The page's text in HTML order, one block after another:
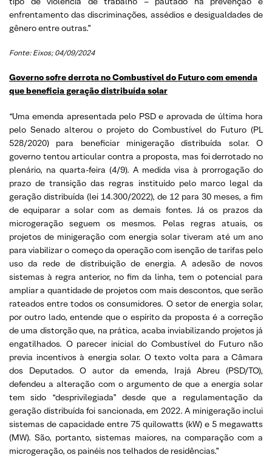
enfrentamento das discriminações, assédios e desigualdades de
gênero entre outras.”
Fonte: Eixos; 04/09/2024
Governo sofre derrota no Combustível do Futuro com emenda
que beneficia geração distribuída solar
“Uma emenda apresentada pelo PSD e aprovada de última hora
pelo Senado alterou o projeto do Combustível do Futuro (PL
528/2020) para beneficiar minigeração distribuída solar. O
governo tentou articular contra a proposta, mas foi derrotado no
plenário, na quarta-feira (4/9). A medida visa à prorrogação do
prazo de transição das regras instituído pelo marco legal da
geração distribuída (lei 14.300/2022), de 12 para 30 meses, a fim
de equiparar a solar com as demais fontes. Já os prazos da
microgeração seguem os mesmos. Pelas regras atuais, os
projetos de minigeração com energia solar tiveram até um ano
para viabilizar o começo da operação com isenção de tarifas pelo
uso da rede de distribuição de energia. A adesão de novos
sistemas à regra anterior, no fim da linha, tem o potencial para
ampliar a quantidade de projetos com mais descontos, que serão
rateados entre todos os consumidores. O setor de energia solar,
por outro lado, entende que o espírito da proposta é a correção
de uma distorção que, na prática, acaba inviabilizando projetos já
engatilhados. O parecer inicial do Combustível do Futuro não
previa incentivos à energia solar. O texto volta para a Câmara
dos Deputados. O autor da emenda, Irajá Abreu (PSD/TO),
defendeu a alteração com o argumento de que a energia solar
tem sido “desprivilegiada” desde que a regulamentação da
geração distribuída foi sancionada, em 2022. A minigeração inclui
sistemas de capacidade entre 75 quilowatts (kW) e 5 megawatts
(MW). São, portanto, sistemas maiores, na comparação com a
microgeração, os painéis nos telhados de residências.”